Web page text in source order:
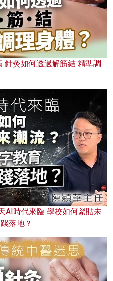
針灸如何透過解筋結 精準調
AI時代來臨 學校如何緊貼未
落地？